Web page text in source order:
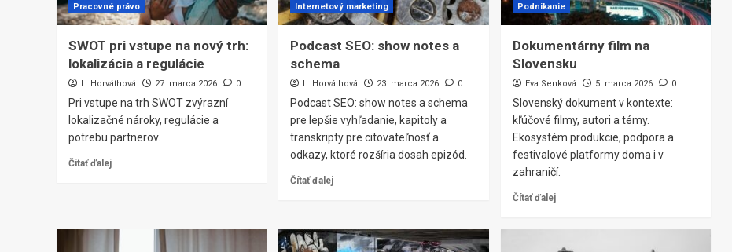
Pracovné právo
SWOT pri vstupe na nový trh:
lokalizácia a regulácie
L. Horváthová 27. marca 2026 0
Pri vstupe na trh SWOT zvýrazní
lokalizačné nároky, regulácie a
potrebu partnerov.
Čítať ďalej
Internetový marketing
Podcast SEO: show notes a
schema
L. Horváthová 23. marca 2026 0
Podcast SEO: show notes a schema
pre lepšie vyhľadanie, kapitoly a
transkripty pre citovateľnosť a
odkazy, ktoré rozšíria dosah epizód.
Čítať ďalej
Podnikanie
Dokumentárny film na
Slovensku
Eva Senková 5. marca 2026 0
Slovenský dokument v kontexte:
kľúčové filmy, autori a témy.
Ekosystém produkcie, podpora a
festivalové platformy doma i v
zahraničí.
Čítať ďalej